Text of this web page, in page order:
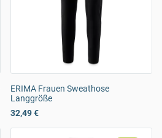
ERIMA Frauen Sweathose
Langgröße
32,49 €